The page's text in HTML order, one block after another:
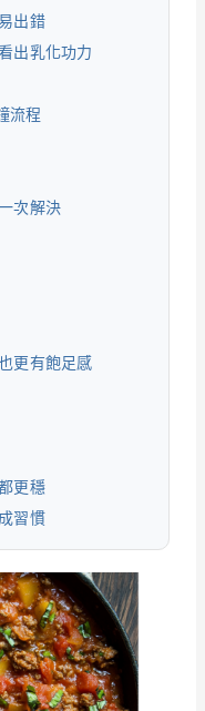
出錯
出乳化功力
流程
次解決
更有飽足感
更穩
習慣